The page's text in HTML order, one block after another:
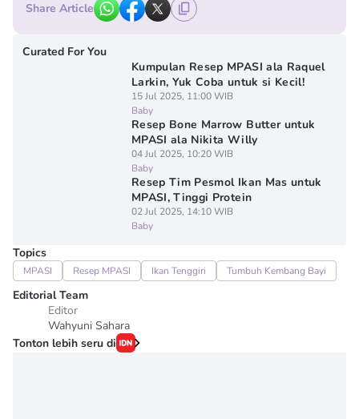
Share Article
Curated For You
Kumpulan Resep MPASI ala Raquel
Larkin, Yuk Coba untuk si Kecil!
15 Jul 2025, 11:00 WIB
Baby
Resep Bone Marrow Butter untuk
MPASI ala Nikita Willy
04 Jul 2025, 10:20 WIB
Baby
Resep Tim Pesmol Ikan Mas untuk
MPASI, Tinggi Protein
02 Jul 2025, 14:10 WIB
Baby
Topics
MPASI Resep MPASI Ikan Tenggiri Tumbuh Kembang Bayi
Editorial Team
Editor
Wahyuni Sahara
Tonton lebih seru di